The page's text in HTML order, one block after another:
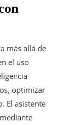
más allá de
el uso
optimizar
El asistente